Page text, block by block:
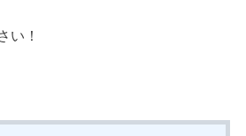
い！